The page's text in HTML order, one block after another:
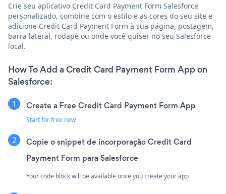
Crie seu aplicativo Credit Card Payment Form Salesforce
personalizado, combine com o estilo e as cores do seu site e
adicione Credit Card Payment Form à sua página, postagem,
barra lateral, rodapé ou onde você quiser no seu Salesforce
local.
How To Add a Credit Card Payment Form App on
Salesforce:
Create a Free Credit Card Payment Form App
Start for free now
Copie o snippet de incorporação Credit Card
Payment Form para Salesforce
Your code block will be available once you create your app